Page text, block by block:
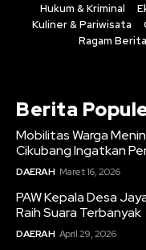
Hukum & Kriminal
Kuliner & Pariwisata
Ragam Berita
Berita
Mobilitas Warga
Cikubang Ingatkan
DAERAH Maret 16, 2026
PAW Kepala Desa
Raih Suara Terbanyak
DAERAH April 29, 2026